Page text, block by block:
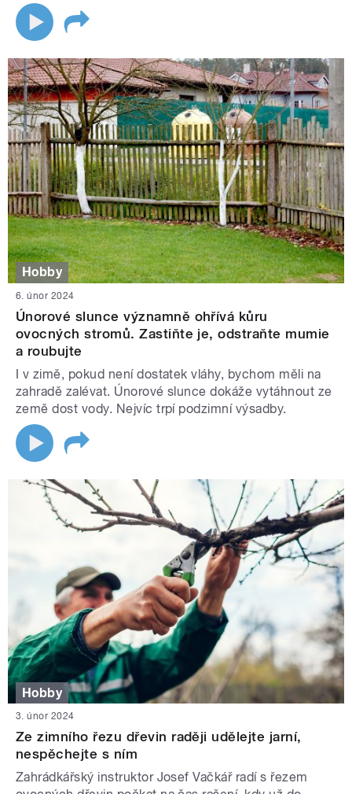
Hobby
6. únor 2024
Únorové slunce významně ohřívá kůru
ovocných stromů. Zastiňte je, odstraňte mumie
a roubujte
I v zimě, pokud není dostatek vláhy, bychom měli na
zahradě zalévat. Únorové slunce dokáže vytáhnout ze
země dost vody. Nejvíc trpí podzimní výsadby.
Hobby
3. únor 2024
Ze zimního řezu dřevin raději udělejte jarní,
nespěchejte s ním
Zahrádkářský instruktor Josef Vačkář radí s řezem